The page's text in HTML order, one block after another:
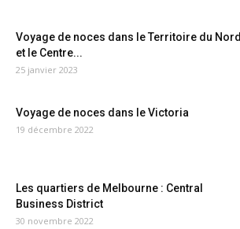
Voyage de noces dans le Territoire du Nord
et le Centre...
25 janvier 2023
Voyage de noces dans le Victoria
19 décembre 2022
Les quartiers de Melbourne : Central
Business District
30 novembre 2022